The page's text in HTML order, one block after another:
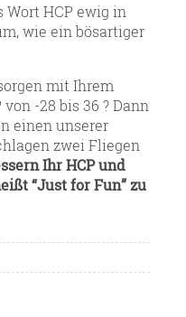
Wort HCP ewig in
wie ein bösartiger
mit Ihrem
-28 bis 36 ? Dann
einen unserer
zwei Fliegen
Ihr HCP und
“Just for Fun” zu